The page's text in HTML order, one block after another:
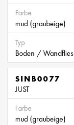
Farbe
mud (graubeige)
Typ
Boden /
SINB0077
JUST
Farbe
mud (graubeige)